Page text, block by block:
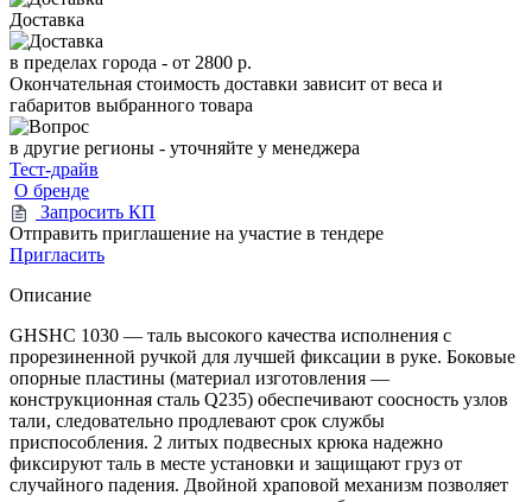
Доставка
в пределах города - от 2800 р.
Окончательная стоимость доставки зависит от веса и
габаритов выбранного товара
в другие регионы - уточняйте у менеджера
Тест-драйв
О бренде
Запросить КП
Отправить приглашение на участие в тендере
Пригласить
Описание
GHSHC 1030 — таль высокого качества исполнения с
прорезиненной ручкой для лучшей фиксации в руке. Боковые
опорные пластины (материал изготовления —
конструкционная сталь Q235) обеспечивают соосность узлов
тали, следовательно продлевают срок службы
приспособления. 2 литых подвесных крюка надежно
фиксируют таль в месте установки и защищают груз от
случайного падения. Двойной храповой механизм позволяет